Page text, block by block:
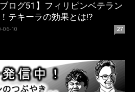
ブログ51】フィリピンベテラン
テキーラの効果とは!?
06-10 27